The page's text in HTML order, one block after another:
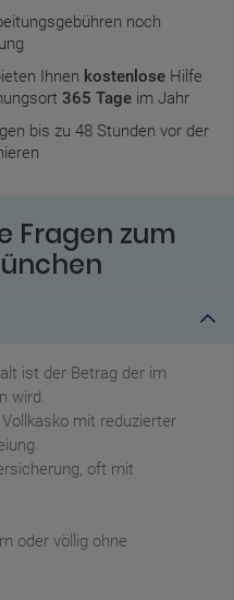
noch
Ihnen kostenlose Hilfe
365 Tage im Jahr
bis zu 48 Stunden vor der
Fragen zum
ist der Betrag der im
wird.
Vollkasko mit reduzierter
oft mit
oder völlig ohne